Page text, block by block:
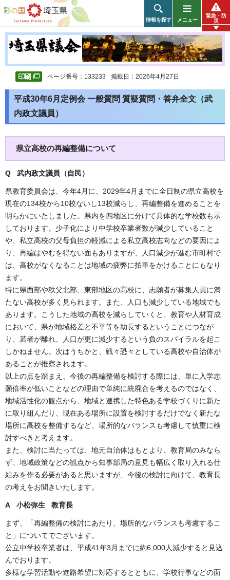
彩の国 埼玉県
情報を探す メニュー
緊急・防
災
ページ番号：133233 掲載日：2026年4月27日
平成30年6月定例会 一般質問 質疑質問・答弁全文（武
内政文議員）
県立高校の再編整備について
Q 武内政文議員（自民）
県教育委員会は、今年4月に、2029年4月までに全日制の県立高校を
現在の134校から10校ないし13校減らし、再編整備を進めることを
明らかにいたしました。県内を四地区に分けて具体的な学校数も示
しております。少子化により中学校卒業者数が減少していること
や、私立高校の父母負担の軽減による私立高校志向などの要因によ
り、再編はやむを得ない面もありますが、人口減少が進む市町村で
は、高校がなくなることは地域の疲弊に拍車をかけることにもなり
ます。
特に県西部や秩父北部、東部地区の高校に、志願者が募集人員に満
たない高校が多く見られます。また、人口も減少している地域でも
あります。こうした地域の高校を減らしていくと、教育や人材育成
において、県が地域格差と不平等を助長するということにつなが
り、若者が離れ、人口が更に減少するという負のスパイラルを起こ
しかねません。次はうちかと、戦々恐々としている高校や自治体が
あることが推察されます。
以上の点を踏まえ、今後の再編整備を検討する際には、単に入学志
願倍率が低いことなどの理由で単純に統廃合を考えるのではなく、
地域活性化の観点から、地域と連携した特色ある学校づくりに新た
に取り組んだり、現在ある場所に設置を検討するだけでなく新たな
場所に高校を整備するなど、場所的なバランスも考慮して慎重に検
討すべきと考えます。
また、検討に当たっては、地元自治体はもとより、教育局のみなら
ず、地域政策などの観点から知事部局の意見も幅広く取り入れる仕
組みを作る必要があると思いますが、今後の検討に向けて、教育長
の考えをお聞きいたします。
A 小松弥生 教育長
まず、「再編整備の検討にあたり、場所的なバランスも考慮するこ
と」についてでございます。
公立中学校卒業者は、平成41年3月までに約6,000人減少すると見込
んでおります。
多様な学習活動や進路希望に対応するとともに、学校行事などの面